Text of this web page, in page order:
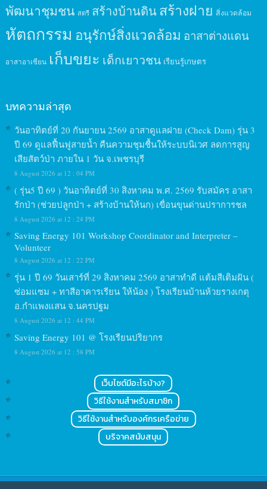
พัฒนาชุมชน สตรี สร้างบ้านดินสร้างฝาย สิ่งแวดล้อม
หัตถกรรม อนุรักษ์สิ่งแวดล้อม อาสาต่างแดน
อาสาอาเซียน เก็บขยะ เด็กเยาวชน เรียนรู้เกษตร
บทความล่าสุด
วันอาทิตย์ที่ 20 กันยายน 2569 อาสาดูแลฝาย (Check Dam) รุ่น 3
ปี 69 ดูแลฟื้นฟูสายน้ำ คืนความชุมชื้นให้ระบบนิเวศ ลดการสูญ
เสียสัตว์ป่า ภายใน 1 วัน จ.เพชรบุรี
8 August 2026 at 12 : 04 PM
( รุ่น5 ปี 69 ) วันอาทิตย์ที่ 30 สิงหาคม พ.ศ. 2569 รับสมัคร อาสา
รักป่า (ช่วยปลูกป่า + สร้างบ้านให้นก) เขื่อนขุนด่านปราการชล
8 August 2026 at 12 : 24 PM
Saving Energy 101 Workshop Coordinator and Interpreter –
Volunteer
8 August 2026 at 12 : 22 PM
รุ่น 1 ปี 69 วันเสาร์ที่ 29 สิงหาคม 2569 อาสาทำดี แต้มสีเติมฝัน (
ซ่อมแซม + ทาสีอาคารเรียน ให้น้อง ) โรงเรียนบ้านห้วยรางเกตุ
อ.กำแพงแสน จ.นครปฐม
8 August 2026 at 12 : 44 PM
Saving Energy 101 @ โรงเรียนปริยากร
8 August 2026 at 12 : 58 PM
เว็บไซต์มีอะไรบ้าง?
วิธีใช้งานสำหรับสมาชิก
วิธีใช้งานสำหรับองค์กรเครือข่าย
บริจาคสนับสนุน